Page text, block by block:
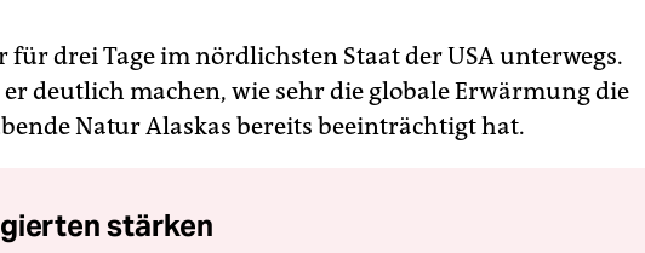
für drei Tage im nördlichsten Staat der USA unterwegs.
deutlich machen, wie sehr die globale Erwärmung die
Natur Alaskas bereits beeinträchtigt hat.
stärken